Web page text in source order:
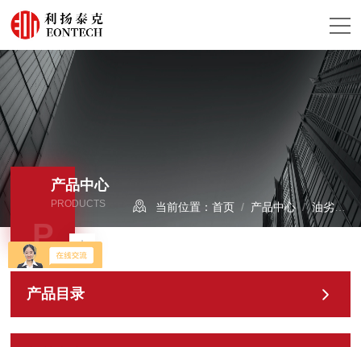
产品中心
PRODUCTS
P
当前位置：首页 / 产品中心/油劣化监测系统
产品目录